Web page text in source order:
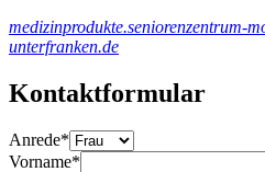
medizinprodukte.seniorenzentrum-
unterfranken.de
Kontaktformular
Anrede*
Vorname*